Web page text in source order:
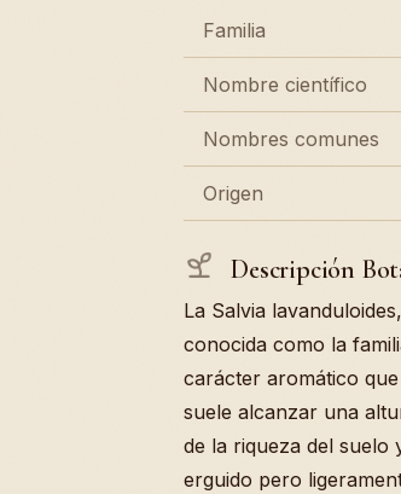
Familia
Nombre científico
Nombres comunes
Origen
Descripción
La Salvia
conocida como la
carácter aromático
suele alcanzar una
de la riqueza del suelo
erguido pero